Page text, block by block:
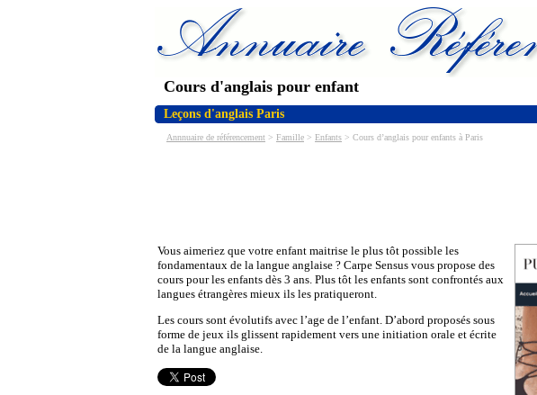
Cours d'anglais pour enfant
Leçons d'anglais Paris
Annnuaire de référencement > Famille > Enfants > Cours d’anglais pour enfants à Paris
Vous aimeriez que votre enfant maitrise le plus tôt possible les
fondamentaux de la langue anglaise ? Carpe Sensus vous propose des
cours pour les enfants dès 3 ans. Plus tôt les enfants sont confrontés aux
langues étrangères mieux ils les pratiqueront.
Les cours sont évolutifs avec l’age de l’enfant. D’abord proposés sous
forme de jeux ils glissent rapidement vers une initiation orale et écrite
de la langue anglaise.